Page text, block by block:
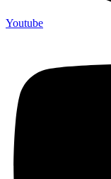
Youtube